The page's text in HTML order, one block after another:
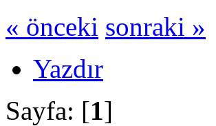
« önceki sonraki »
Yazdır
Sayfa: [1]